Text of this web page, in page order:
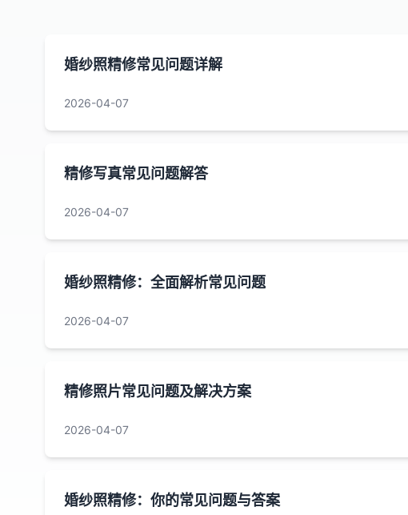
婚纱照精修常见问题详解
2026-04-07
精修写真常见问题解答
2026-04-07
婚纱照精修：全面解析常见问题
2026-04-07
精修照片常见问题及解决方案
2026-04-07
婚纱照精修：你的常见问题与答案